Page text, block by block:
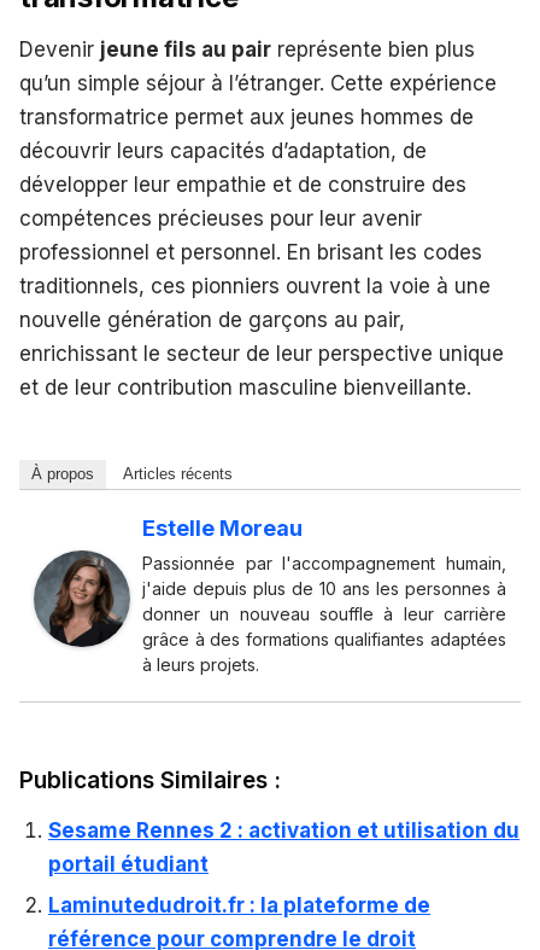
Devenir jeune fils au pair représente bien plus
qu’un simple séjour à l’étranger. Cette expérience
transformatrice permet aux jeunes hommes de
découvrir leurs capacités d’adaptation, de
développer leur empathie et de construire des
compétences précieuses pour leur avenir
professionnel et personnel. En brisant les codes
traditionnels, ces pionniers ouvrent la voie à une
nouvelle génération de garçons au pair,
enrichissant le secteur de leur perspective unique
et de leur contribution masculine bienveillante.
À propos Articles récents
Estelle Moreau
Passionnée par l'accompagnement humain,
j'aide depuis plus de 10 ans les personnes à
donner un nouveau souffle à leur carrière
grâce à des formations qualifiantes adaptées
à leurs projets.
Publications Similaires :
Sesame Rennes 2 : activation et utilisation du
portail étudiant
Laminutedudroit.fr : la plateforme de
référence pour comprendre le droit